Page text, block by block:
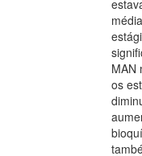
MAN
os